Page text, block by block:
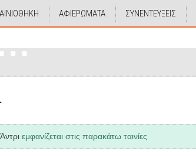
ΑΦΙΕΡΩΜΑΤΑ ΣΥΝΕΝΤΕΥΞΕΙΣ
εμφανίζεται στις παρακάτω ταινίες